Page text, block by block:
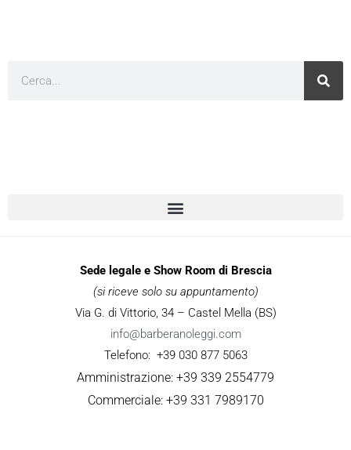
Cerca
Sede legale e Show Room di Brescia
(si riceve solo su appuntamento)
Via G. di Vittorio, 34 – Castel Mella (BS)
info@barberanoleggi.com
Telefono: +39 030 877 5063
Amministrazione: +39 339 2554779
Commerciale: +39 331 7989170